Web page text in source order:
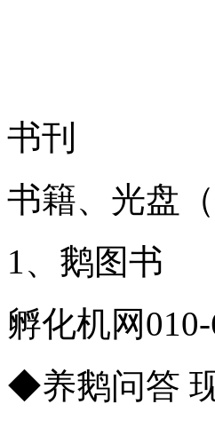
书刊
书籍、光盘
1、鹅图书
孵化机网
◆养鹅问答